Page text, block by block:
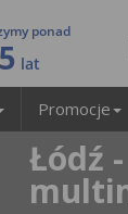
ponad
lat
Promocje
Łódź